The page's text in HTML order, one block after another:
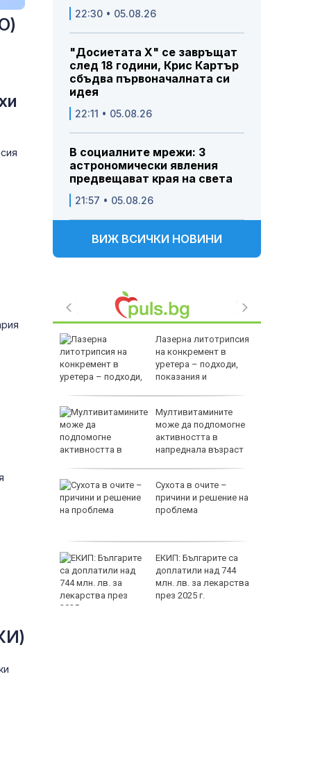
22:30 • 05.08.26
"Досиетата Х" се завръщат
след 18 години, Крис Картър
сбъдва първоначалната си
идея
22:11 • 05.08.26
В социалните мрежи: 3
астрономически явления
предвещават края на света
21:57 • 05.08.26
ВИЖ ВСИЧКИ НОВИНИ
да
в
децата
Лазерна литотрипсия
на конкремент в
уретера – подходи,
показания и
Мултивитамините
може да подпомогне
активността в
напреднала възраст
Сухота в очите –
причини и решение на
проблема
ЕКИП: Българите са
доплатили над 744
млн. лв. за лекарства
през 2025 г.